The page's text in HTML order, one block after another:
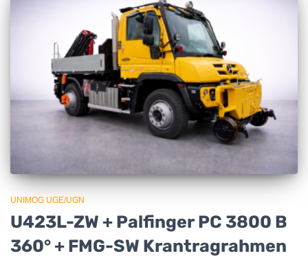
UNIMOG UGE/UGN
U423L-ZW + Palfinger PC 3800 B
360° + FMG-SW Krantragrahmen